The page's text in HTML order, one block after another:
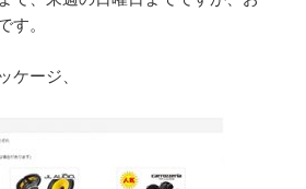
す。
ケージ、